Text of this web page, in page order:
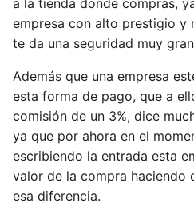
empresa con alto prestigio y
te da una seguridad muy
Además que una empresa
esta forma de pago, que a
comisión de un 3%, dice
ya que por ahora en el
escribiendo la entrada esta
valor de la compra haciendo
esa diferencia.